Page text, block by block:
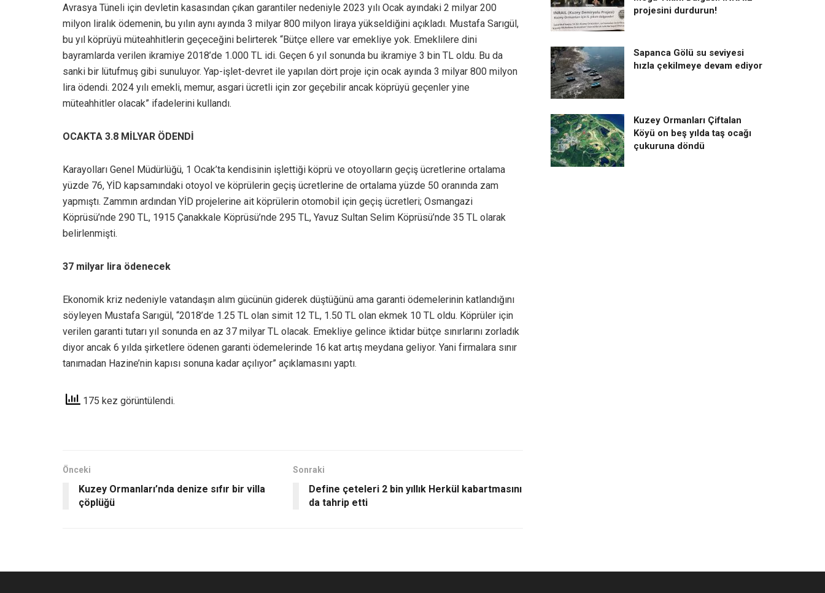
Avrasya Tüneli için devletin kasasından çıkan garantiler nedeniyle 2023 yılı Ocak ayındaki 2 milyar 200
milyon liralık ödemenin, bu yılın aynı ayında 3 milyar 800 milyon liraya yükseldiğini açıkladı. Mustafa Sarıgül,
bu yıl köprüyü müteahhitlerin geçeceğini belirterek “Bütçe ellere var emekliye yok. Emeklilere dini
bayramlarda verilen ikramiye 2018’de 1.000 TL idi. Geçen 6 yıl sonunda bu ikramiye 3 bin TL oldu. Bu da
sanki bir lütufmuş gibi sunuluyor. Yap-işlet-devret ile yapılan dört proje için ocak ayında 3 milyar 800 milyon
lira ödendi. 2024 yılı emekli, memur, asgari ücretli için zor geçebilir ancak köprüyü geçenler yine
müteahhitler olacak” ifadelerini kullandı.
OCAKTA 3.8 MİLYAR ÖDENDİ
Karayolları Genel Müdürlüğü, 1 Ocak’ta kendisinin işlettiği köprü ve otoyolların geçiş ücretlerine ortalama
yüzde 76, YİD kapsamındaki otoyol ve köprülerin geçiş ücretlerine de ortalama yüzde 50 oranında zam
yapmıştı. Zammın ardından YİD projelerine ait köprülerin otomobil için geçiş ücretleri; Osmangazi
Köprüsü’nde 290 TL, 1915 Çanakkale Köprüsü’nde 295 TL, Yavuz Sultan Selim Köprüsü’nde 35 TL olarak
belirlenmişti.
37 milyar lira ödenecek
Ekonomik kriz nedeniyle vatandaşın alım gücünün giderek düştüğünü ama garanti ödemelerinin katlandığını
söyleyen Mustafa Sarıgül, “2018’de 1.25 TL olan simit 12 TL, 1.50 TL olan ekmek 10 TL oldu. Köprüler için
verilen garanti tutarı yıl sonunda en az 37 milyar TL olacak. Emekliye gelince iktidar bütçe sınırlarını zorladık
diyor ancak 6 yılda şirketlere ödenen garanti ödemelerinde 16 kat artış meydana geliyor. Yani firmalara sınır
tanımadan Hazine’nin kapısı sonuna kadar açılıyor” açıklamasını yaptı.
175 kez görüntülendi.
Önceki
Kuzey Ormanları’nda denize sıfır bir villa
çöplüğü
Sonraki
Define çeteleri 2 bin yıllık Herkül kabartmasını
da tahrip etti
projesini durdurun!
Sapanca Gölü su seviyesi
hızla çekilmeye devam ediyor
Kuzey Ormanları Çiftalan
Köyü on beş yılda taş ocağı
çukuruna döndü